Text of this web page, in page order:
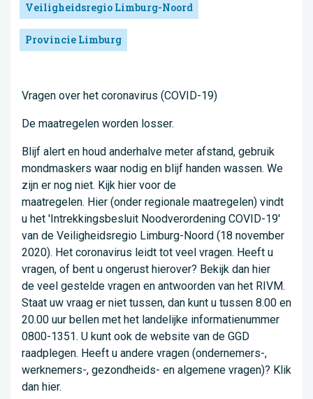
Veiligheidsregio Limburg-Noord
Provincie Limburg
Vragen over het coronavirus (COVID-19)
De maatregelen worden losser.
Blijf alert en houd anderhalve meter afstand, gebruik
mondmaskers waar nodig en blijf handen wassen. We
zijn er nog niet. Kijk hier voor de
maatregelen. Hier (onder regionale maatregelen) vindt
u het 'Intrekkingsbesluit Noodverordening COVID-19'
van de Veiligheidsregio Limburg-Noord (18 november
2020). Het coronavirus leidt tot veel vragen. Heeft u
vragen, of bent u ongerust hierover? Bekijk dan hier
de veel gestelde vragen en antwoorden van het RIVM.
Staat uw vraag er niet tussen, dan kunt u tussen 8.00 en
20.00 uur bellen met het landelijke informatienummer
0800-1351. U kunt ook de website van de GGD
raadplegen. Heeft u andere vragen (ondernemers-,
werknemers-, gezondheids- en algemene vragen)? Klik
dan hier.